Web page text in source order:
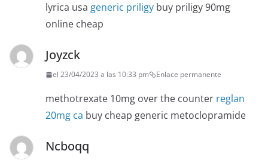
lyrica usa generic priligy buy priligy 90mg
online cheap
Joyzck
el 23/04/2023 a las 10:33 pm Enlace permanente
methotrexate 10mg over the counter reglan
20mg ca buy cheap generic metoclopramide
Ncboqq